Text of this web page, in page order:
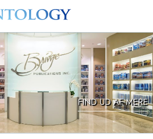
FIND UD AF MERE